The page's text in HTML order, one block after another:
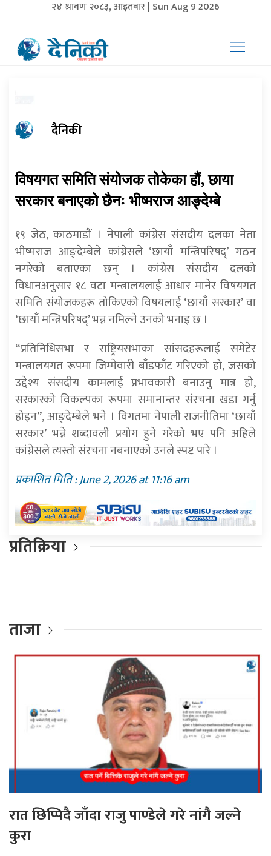
२४ श्रावण २०८३, आइतबार | Sun Aug 9 2026
दैनिकी
विषयगत समिति संयोजक तोकेका हौं, छाया
सरकार बनाएको छैनः भीष्मराज आङ्देम्बे
१९ जेठ, काठमाडौं । नेपाली कांग्रेस संसदीय दलका नेता
भीष्मराज आङ्देम्बेले कांग्रेसले ‘छायाँ मन्त्रिपरिषद्’ गठन
नगरेको बताएका छन् । कांग्रेस संसदीय दलको
विधानअनुसार १८ वटा मन्त्रालयलाई आधार मानेर विषयगत
समिति संयोजकहरू तोकिएको विषयलाई ‘छायाँ सरकार’ वा
‘छायाँ मन्त्रिपरिषद्’ भन्न नमिल्ने उनको भनाइ छ ।
“प्रतिनिधिसभा र राष्ट्रियसभाका सांसदहरूलाई समेटेर
मन्त्रालयगत रूपमा जिम्मेवारी बाँडफाँट गरिएको हो, जसको
उद्देश्य संसदीय कामलाई प्रभावकारी बनाउनु मात्र हो,
सरकारको विकल्पका रूपमा समानान्तर संरचना खडा गर्नु
होइन”, आङ्देम्बेले भने । विगतमा नेपाली राजनीतिमा ‘छायाँ
सरकार’ भन्ने शब्दावली प्रयोग हुने गरेको भए पनि अहिले
कांग्रेसले त्यस्तो संरचना नबनाएको उनले स्पष्ट पारे ।
प्रकाशित मिति : June 2, 2026 at 11:16 am
प्रतिक्रिया
ताजा
रात छिप्पिदै जाँदा राजु पाण्डेले गरे नांगै जल्ने
कुरा